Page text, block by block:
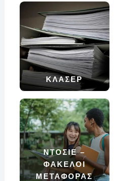
ΚΛΑΣΕΡ
ΝΤΟΣΙΕ –
ΦΑΚΕΛΟΙ
ΜΕΤΑΦΟΡΑΣ